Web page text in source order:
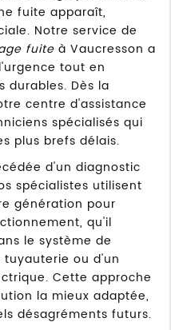
fuite apparaît,
Notre service de
fuite à Vaucresson a
tout en
durables. Dès la
centre d'assistance
spécialisés qui
plus brefs délais.
d'un diagnostic
spécialistes utilisent
génération pour
qu'il
le système de
ou d'un
Cette approche
la mieux adaptée,
désagréments futurs.